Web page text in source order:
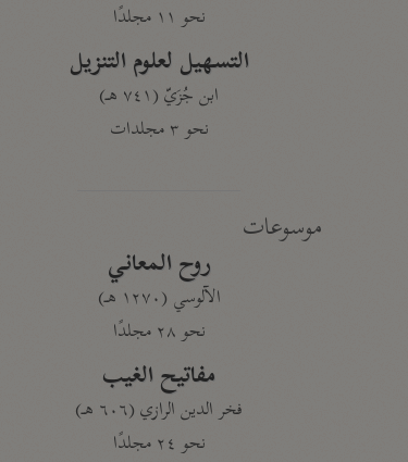
نحو ١١ مجلدًا
التسهيل لعلوم التنزيل
ابن جُزَيّ (٧٤١ هـ)
نحو ٣ مجلدات
موسوعات
روح المعاني
الآلوسي (١٢٧٠ هـ)
نحو ٢٨ مجلدًا
مفاتيح الغيب
فخر الدين الرازي (٦٠٦ هـ)
نحو ٢٤ مجلدًا